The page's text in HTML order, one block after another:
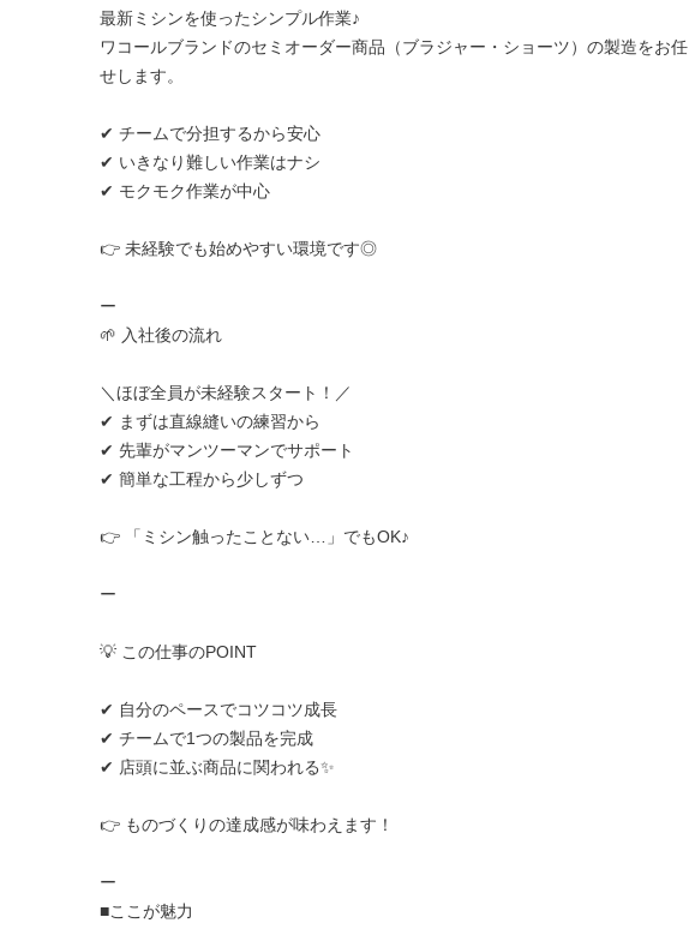
最新ミシンを使ったシンプル作業♪
ワコールブランドのセミオーダー商品（ブラジャー・ショーツ）の製造をお任
せします。
✔ チームで分担するから安心
✔ いきなり難しい作業はナシ
✔ モクモク作業が中心
👉 未経験でも始めやすい環境です◎
ー
🌱 入社後の流れ
＼ほぼ全員が未経験スタート！／
✔ まずは直線縫いの練習から
✔ 先輩がマンツーマンでサポート
✔ 簡単な工程から少しずつ
👉 「ミシン触ったことない…」でもOK♪
ー
💡 この仕事のPOINT
✔ 自分のペースでコツコツ成長
✔ チームで1つの製品を完成
✔ 店頭に並ぶ商品に関われる✨
👉 ものづくりの達成感が味わえます！
ー
■ここが魅力